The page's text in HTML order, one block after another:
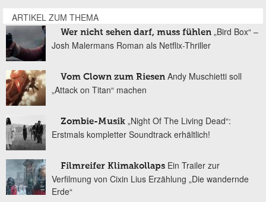
ARTIKEL ZUM THEMA
Wer nicht sehen darf, muss fühlen „Bird Box“ –
Josh Malermans Roman als Netflix-Thriller
Vom Clown zum Riesen Andy Muschietti soll
„Attack on Titan“ machen
Zombie-Musik „Night Of The Living Dead“:
Erstmals kompletter Soundtrack erhältlich!
Filmreifer Klimakollaps Ein Trailer zur
Verfilmung von Cixin Lius Erzählung „Die wandernde
Erde“